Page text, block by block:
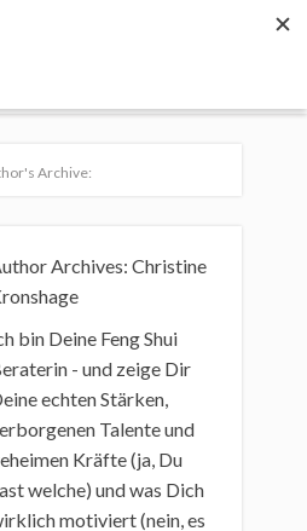
Archive:
Archives: Christine
bin Deine Feng Shui
- und zeige Dir
echten Stärken,
Talente und
Kräfte (ja, Du
welche) und was Dich
motiviert (nein, es